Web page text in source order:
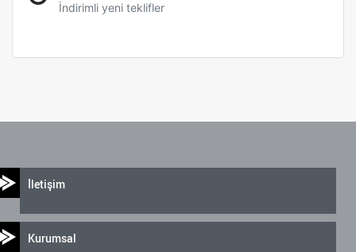
İndirimli yeni teklifler
İletişim
Kurumsal